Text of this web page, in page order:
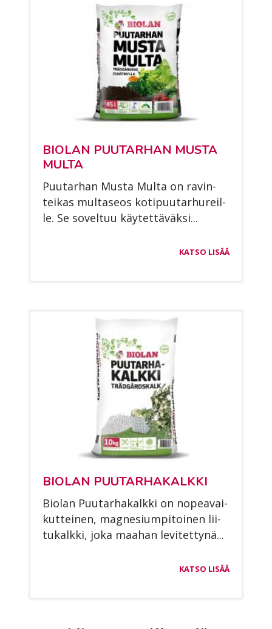
BIO­LAN PUU­TAR­HAN MUS­TA
MUL­TA
Puu­tar­han Mus­ta Mul­ta on ra­vin­
tei­kas mul­ta­seos ko­ti­puu­tar­hu­reil­
le. Se so­vel­tuu käy­tet­tä­väk­si...
KATSO LISÄÄ
BIO­LAN PUU­TAR­HA­KALK­KI
Bio­lan Puu­tar­ha­kalk­ki on no­pea­vai­
kut­tei­nen, mag­ne­sium­pi­toi­nen lii­
tu­kalk­ki, joka maa­han le­vi­tet­ty­nä...
KATSO LISÄÄ